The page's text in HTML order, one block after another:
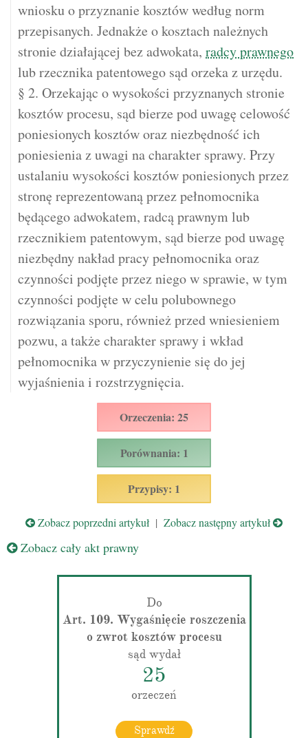
wniosku o przyznanie kosztów według norm
przepisanych. Jednakże o kosztach należnych
stronie działającej bez adwokata, radcy prawnego
lub rzecznika patentowego sąd orzeka z urzędu.
§ 2. Orzekając o wysokości przyznanych stronie
kosztów procesu, sąd bierze pod uwagę celowość
poniesionych kosztów oraz niezbędność ich
poniesienia z uwagi na charakter sprawy. Przy
ustalaniu wysokości kosztów poniesionych przez
stronę reprezentowaną przez pełnomocnika
będącego adwokatem, radcą prawnym lub
rzecznikiem patentowym, sąd bierze pod uwagę
niezbędny nakład pracy pełnomocnika oraz
czynności podjęte przez niego w sprawie, w tym
czynności podjęte w celu polubownego
rozwiązania sporu, również przed wniesieniem
pozwu, a także charakter sprawy i wkład
pełnomocnika w przyczynienie się do jej
wyjaśnienia i rozstrzygnięcia.
Orzeczenia: 25
Porównania: 1
Przypisy: 1
Zobacz poprzedni artykuł | Zobacz następny artykuł
Zobacz cały akt prawny
Do
Art. 109. Wygaśnięcie roszczenia
o zwrot kosztów procesu
sąd wydał
25
orzeczeń
Sprawdź